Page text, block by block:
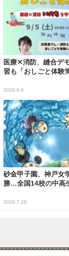
医療✕消防、縫合デ
習も「おしごと体験
2026.8.6
砂金甲子園、神戸女
勝…全国14校の中高
2026.7.29